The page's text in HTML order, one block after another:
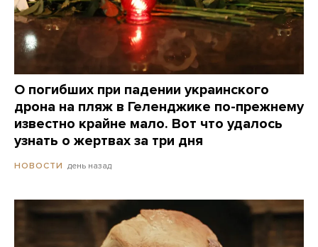
О погибших при падении украинского
дрона на пляж в Геленджике по-прежнему
известно крайне мало. Вот что удалось
узнать о жертвах за три дня
НОВОСТИ день назад